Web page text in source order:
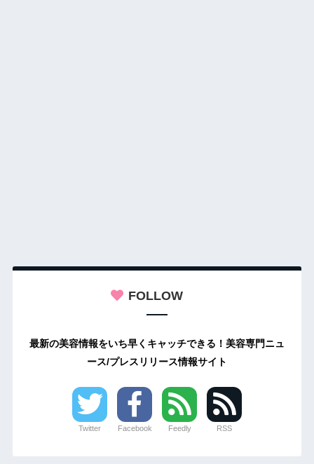
FOLLOW
最新の美容情報をいち早くキャッチできる！美容専門ニュ
ース/プレスリリース情報サイト
Twitter Facebook Feedly RSS